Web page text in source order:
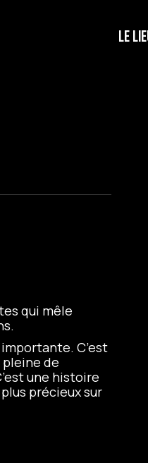
Le
qui mêle
C’est
pleine de
une histoire
précieux sur